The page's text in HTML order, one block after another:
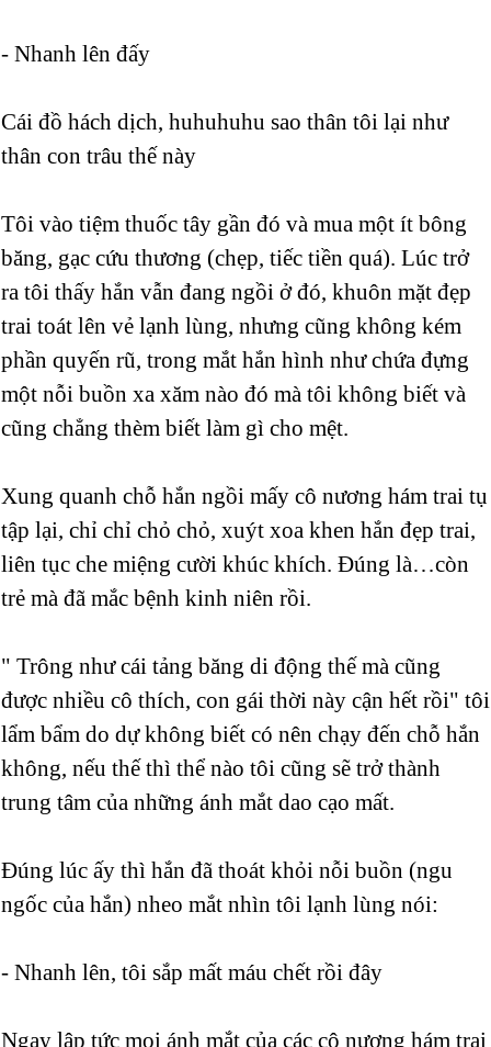
- Nhanh lên đấy
Cái đồ hách dịch, huhuhuhu sao thân tôi lại như
thân con trâu thế này
Tôi vào tiệm thuốc tây gần đó và mua một ít bông
băng, gạc cứu thương (chẹp, tiếc tiền quá). Lúc trở
ra tôi thấy hắn vẫn đang ngồi ở đó, khuôn mặt đẹp
trai toát lên vẻ lạnh lùng, nhưng cũng không kém
phần quyến rũ, trong mắt hắn hình như chứa đựng
một nỗi buồn xa xăm nào đó mà tôi không biết và
cũng chẳng thèm biết làm gì cho mệt.
Xung quanh chỗ hắn ngồi mấy cô nương hám trai tụ
tập lại, chỉ chỉ chỏ chỏ, xuýt xoa khen hắn đẹp trai,
liên tục che miệng cười khúc khích. Đúng là…còn
trẻ mà đã mắc bệnh kinh niên rồi.
" Trông như cái tảng băng di động thế mà cũng
được nhiều cô thích, con gái thời này cận hết rồi" tôi
lẩm bẩm do dự không biết có nên chạy đến chỗ hắn
không, nếu thế thì thể nào tôi cũng sẽ trở thành
trung tâm của những ánh mắt dao cạo mất.
Đúng lúc ấy thì hắn đã thoát khỏi nỗi buồn (ngu
ngốc của hắn) nheo mắt nhìn tôi lạnh lùng nói:
- Nhanh lên, tôi sắp mất máu chết rồi đây
Ngay lập tức mọi ánh mắt của các cô nương hám trai